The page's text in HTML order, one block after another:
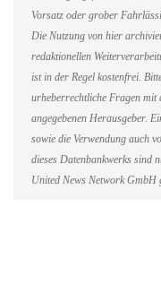
Vorsatz oder grober
Die Nutzung von hier
redaktionellen
ist in der Regel kostenfrei.
urheberrechtliche Fragen mit
angegebenen Herausgeber.
sowie die Verwendung auch
dieses Datenbankwerks sind
United News Network GmbH